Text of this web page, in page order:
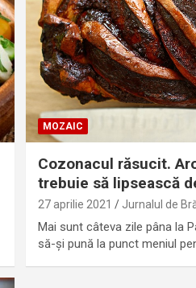
MOZAIC
Cozonacul răsucit.
trebuie să lipsească
27 aprilie 2021 Jurnalul de
Mai sunt câteva zile pâna la
să-și pună la punct meniul